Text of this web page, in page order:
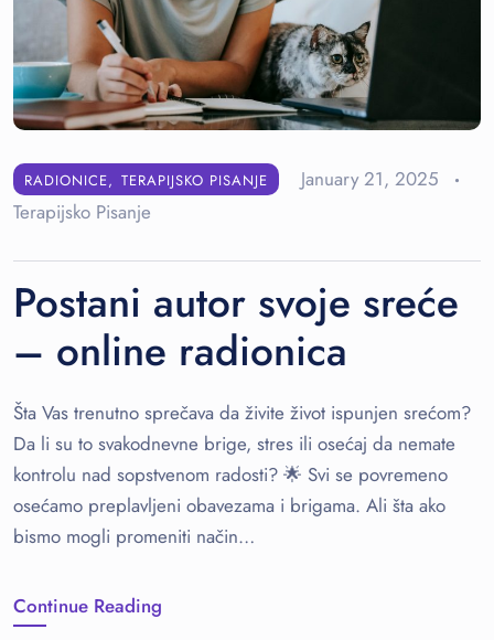
RADIONICE TERAPIJSKO PISANJE
January 21, 2025
Terapijsko Pisanje
Postani autor svoje sreće
– online radionica
Šta Vas trenutno sprečava da živite život ispunjen srećom?
Da li su to svakodnevne brige, stres ili osećaj da nemate
kontrolu nad sopstvenom radosti? 🌟 Svi se povremeno
osećamo preplavljeni obavezama i brigama. Ali šta ako
bismo mogli promeniti način…
Continue Reading